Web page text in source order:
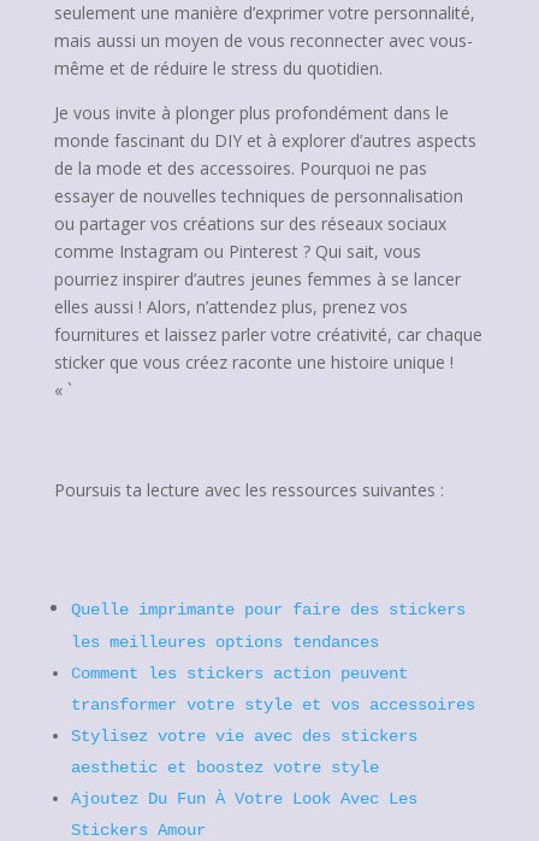
seulement une manière d’exprimer votre personnalité,
mais aussi un moyen de vous reconnecter avec vous-
même et de réduire le stress du quotidien.
Je vous invite à plonger plus profondément dans le
monde fascinant du DIY et à explorer d’autres aspects
de la mode et des accessoires. Pourquoi ne pas
essayer de nouvelles techniques de personnalisation
ou partager vos créations sur des réseaux sociaux
comme Instagram ou Pinterest ? Qui sait, vous
pourriez inspirer d’autres jeunes femmes à se lancer
elles aussi ! Alors, n’attendez plus, prenez vos
fournitures et laissez parler votre créativité, car chaque
sticker que vous créez raconte une histoire unique !
« `
Poursuis ta lecture avec les ressources suivantes :
Quelle imprimante pour faire des stickers
les meilleures options tendances
Comment les stickers action peuvent
transformer votre style et vos accessoires
Stylisez votre vie avec des stickers
aesthetic et boostez votre style
Ajoutez Du Fun À Votre Look Avec Les
Stickers Amour